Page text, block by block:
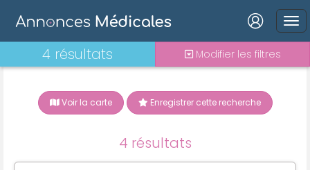
Connexion
Connexion
4 résultats Modifier les filtres
Voir la carte Enregistrer cette recherche
4 résultats